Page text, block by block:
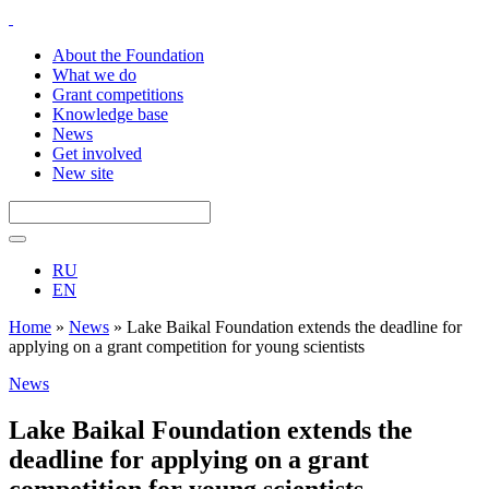
About the Foundation
What we do
Grant competitions
Knowledge base
News
Get involved
New site
RU
EN
Home » News » Lake Baikal Foundation extends the deadline for
applying on a grant competition for young scientists
News
Lake Baikal Foundation extends the
deadline for applying on a grant